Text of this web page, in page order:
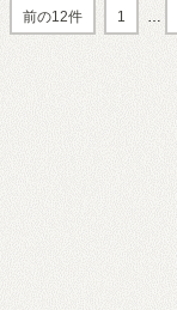
前の12件 1 …